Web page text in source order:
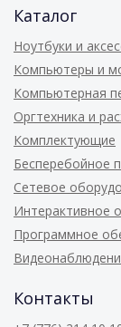
Каталог
Ноутбуки и
Компьютеры и
Компьютерная
Оргтехника и
Комплектующие
Бесперебойное
Сетевое
Интерактивное
Программное
Контакты